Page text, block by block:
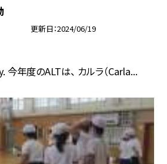
更新日 2024/06/19
年度のALTは、 カルラ（Carla...